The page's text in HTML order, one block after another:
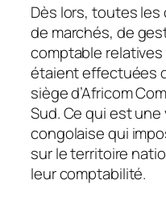
Dès lors, toutes
de marchés, de
comptable
étaient effectuées
siège d’Africom
Sud. Ce qui est
congolaise qui
sur le territoire
leur comptabilité.